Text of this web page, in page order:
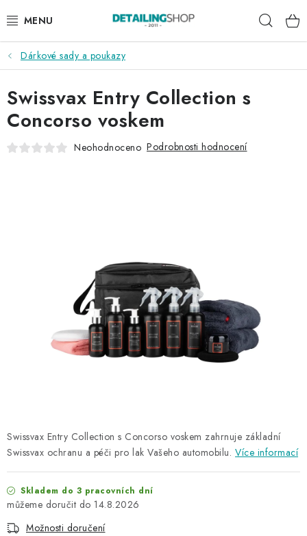
na
AKCE
NOVINKY
EXTERIÉR
NAŠE SLUŽBY
KONTAKTY
Věrnostní program
Všeobecné obchodní podmínky
Podmínky ochrany osobních údajů
Mapa serveru
Dárkové sady a poukazy
Swissvax Entry Collection s Concorso voskem zahrnuje základní
Swissvax ochranu a péči pro lak Vašeho automobilu. Více informací
Skladem do 3 pracovních dní
14.8.2026
Možnosti doručení
Swissvax Entry Collection s
Concorso voskem
Neohodnoceno Podrobnosti hodnocení